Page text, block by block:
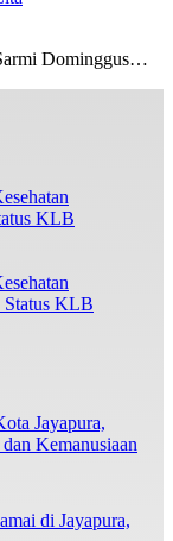
Dominggus…
Status KLB
Jayapura,
Kemanusiaan
di Jayapura,